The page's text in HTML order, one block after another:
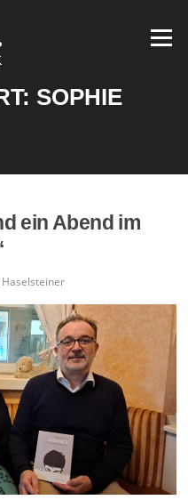
Menü
SOPHIE
ein Abend im
Haselsteiner